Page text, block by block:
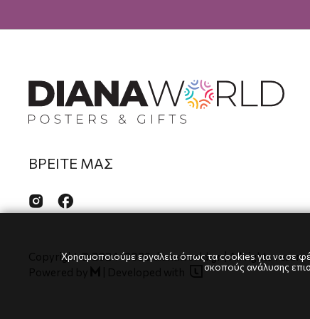
ΒΡΕΙΤΕ ΜΑΣ
 
Copyright © 2024-2026 dianaworld.gr | All rights
Χρησιμοποιούμε εργαλεία όπως τα cookies για να σε
σκοπούς ανάλυσης